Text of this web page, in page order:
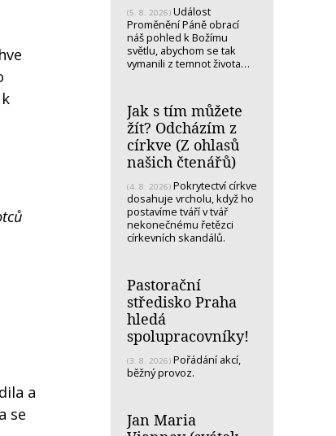
a
se
(5. 8. 2026) Událost
Proměnění Páně obrací
náš pohled k Božímu
světlu, abychom se tak
vymanili z temnot života…
Jak s tím můžete
žít? Odcházím z
církve (Z ohlasů
našich čtenářů)
(4. 8. 2026) Pokrytectví církve
dosahuje vrcholu, když ho
postavíme tváří v tvář
nekonečnému řetězci
církevních skandálů.
Pastorační
středisko Praha
hledá
spolupracovníky!
(3. 8. 2026) Pořádání akcí,
běžný provoz.
Jan Maria